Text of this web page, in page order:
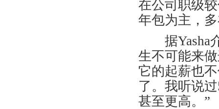
在公司职级
年包为主，
据Yasha
生不可能来
它的起薪也
了。我听说过
甚至更高。 ”